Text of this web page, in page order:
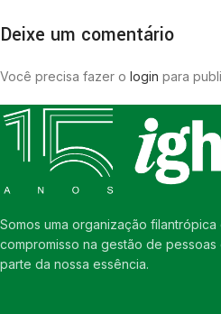
Deixe um comentário
Você precisa fazer o login para
Somos uma organização
compromisso na gestão de
parte da nossa essência.